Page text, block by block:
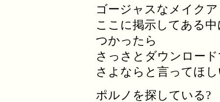
ゴージャスなメイク
ここに掲示してある
つかったら
さっさとダウンロー
さよならと言ってほ
ポルノを探している